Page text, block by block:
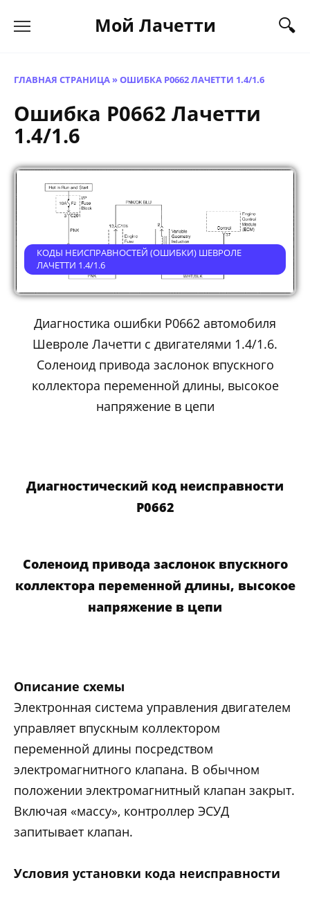
Мой Лачетти
ГЛАВНАЯ СТРАНИЦА»ОШИБКА P0662 ЛАЧЕТТИ 1.4/1.6
Ошибка P0662 Лачетти
1.4/1.6
КОДЫ НЕИСПРАВНОСТЕЙ (ОШИБКИ) ШЕВРОЛЕ
ЛАЧЕТТИ 1.4/1.6
Диагностика ошибки P0662 автомобиля
Шевроле Лачетти с двигателями 1.4/1.6.
Соленоид привода заслонок впускного
коллектора переменной длины, высокое
напряжение в цепи
Диагностический код неисправности
P0662
Соленоид привода заслонок впускного
коллектора переменной длины, высокое
напряжение в цепи
Описание схемы
Электронная система управления двигателем
управляет впускным коллектором
переменной длины посредством
электромагнитного клапана. В обычном
положении электромагнитный клапан закрыт.
Включая «массу», контроллер ЭСУД
запитывает клапан.
Условия установки кода неисправности